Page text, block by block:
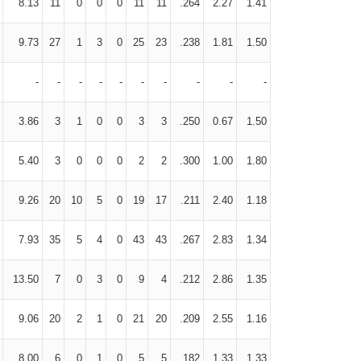
8.13 11 0 0 0 11 11 .264 2.27 1.41
9.73 27 1 3 0 25 23 .238 1.81 1.50
- - - - - - - - - -
3.86 3 1 0 0 3 3 .250 0.67 1.50
5.40 3 0 0 0 2 2 .300 1.00 1.80
9.26 20 10 5 0 19 17 .211 2.40 1.18
7.93 35 5 4 0 43 43 .267 2.83 1.34
13.50 7 0 3 0 9 4 .212 2.86 1.35
9.06 20 2 1 0 21 20 .209 2.55 1.16
8.00 6 0 1 0 5 5 .182 1.33 1.33